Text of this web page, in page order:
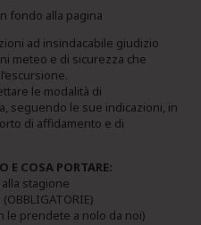
fondo alla pagina
ad insindacabile giudizio
meteo e di sicurezza che
le modalità di
seguendo le sue indicazioni, in
di affidamento e di
COSA PORTARE:
stagione
le prendete a nolo da noi)